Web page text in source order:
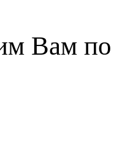
Вам по